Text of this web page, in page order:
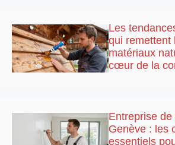
Les
qui remettent
matériaux
cœur de la
Entreprise de
Genève : les
essentiels